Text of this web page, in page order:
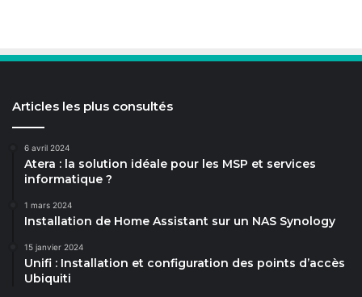
Articles les plus consultés
6 avril 2024
Atera : la solution idéale pour les MSP et services
informatique ?
1 mars 2024
Installation de Home Assistant sur un NAS Synology
15 janvier 2024
Unifi : Installation et configuration des points d’accès
Ubiquiti